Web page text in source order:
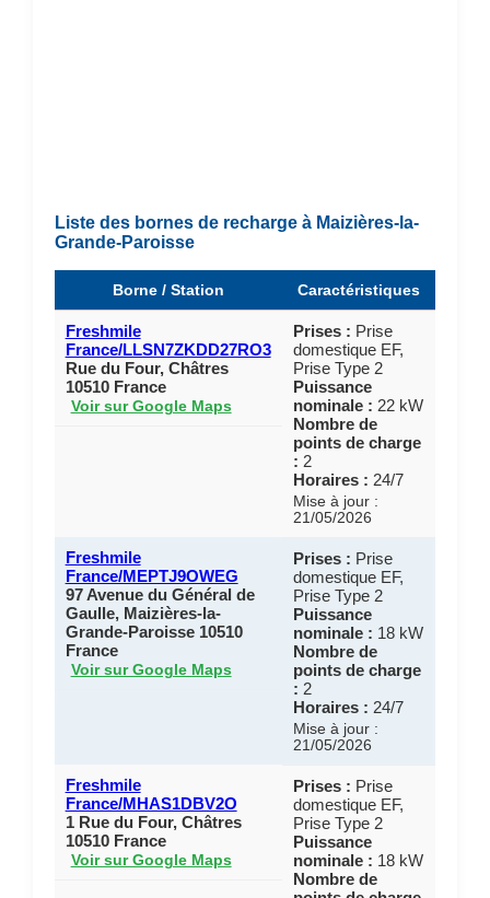
Liste des bornes de recharge à Maizières-la-
Grande-Paroisse
Borne / Station Caractéristiques
Freshmile
France/LLSN7ZKDD27RO3
Rue du Four, Châtres
10510 France
Voir sur Google Maps
Prises : Prise
domestique EF,
Prise Type 2
Puissance
nominale : 22 kW
Nombre de
points de charge
: 2
Horaires : 24/7
Mise à jour :
21/05/2026
Freshmile
France/MEPTJ9OWEG
97 Avenue du Général de
Gaulle, Maizières-la-
Grande-Paroisse 10510
France
Voir sur Google Maps
Prises : Prise
domestique EF,
Prise Type 2
Puissance
nominale : 18 kW
Nombre de
points de charge
: 2
Horaires : 24/7
Mise à jour :
21/05/2026
Freshmile
France/MHAS1DBV2O
1 Rue du Four, Châtres
10510 France
Voir sur Google Maps
Prises : Prise
domestique EF,
Prise Type 2
Puissance
nominale : 18 kW
Nombre de